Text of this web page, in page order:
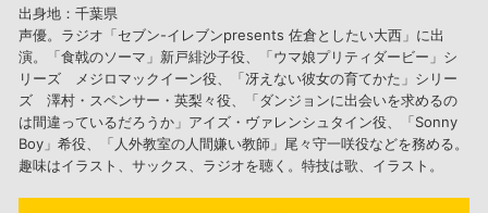
出身地：千葉県
声優。ラジオ「セブン-イレブンpresents 佐倉としたい大西」に出
演。「食戟のソーマ」新戸緋沙子役、「ウマ娘プリティダービー」シ
リーズ メジロマックイーン役、「冴えない彼女の育てかた」シリー
ズ 澤村・スペンサー・英梨々役、「ダンジョンに出会いを求めるの
は間違っているだろうか」アイズ・ヴァレンシュタイン役、「Sonny
Boy」希役、「人外教室の人間嫌い教師」尾々守一咲役などを務める。
趣味はイラスト、サックス、ラジオを聴く。特技は歌、イラスト。